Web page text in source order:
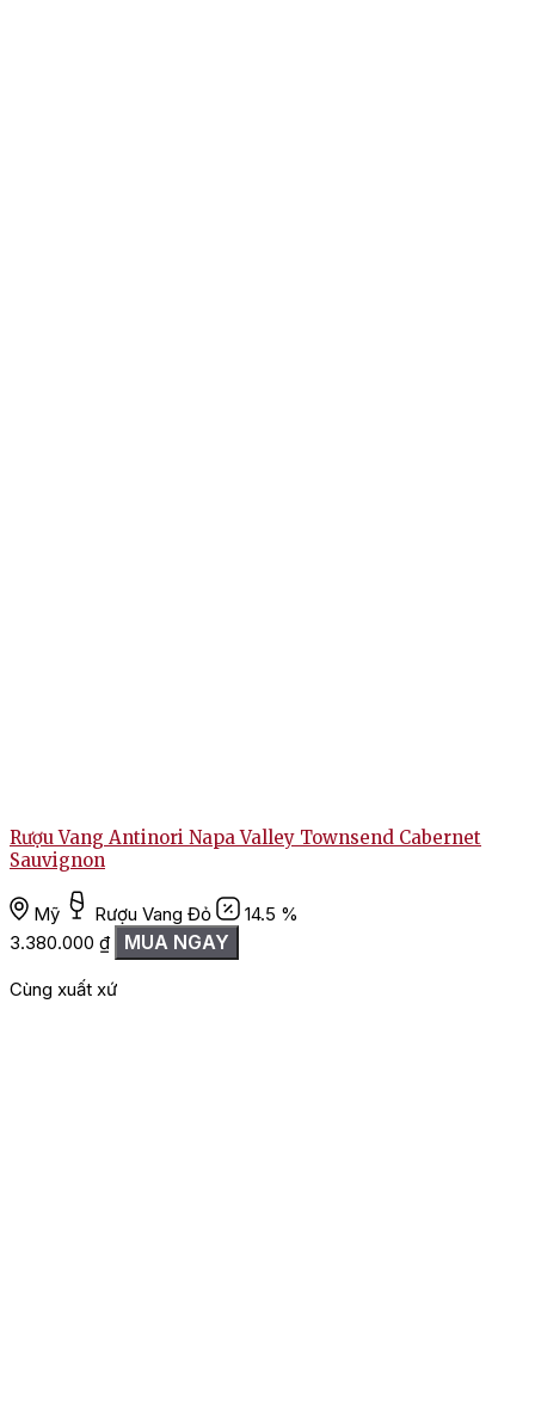
Rượu Vang Antinori Napa Valley Townsend Cabernet
Sauvignon
Mỹ Rượu Vang Đỏ
14.5 %
3.380.000 ₫ MUA NGAY
Cùng xuất xứ